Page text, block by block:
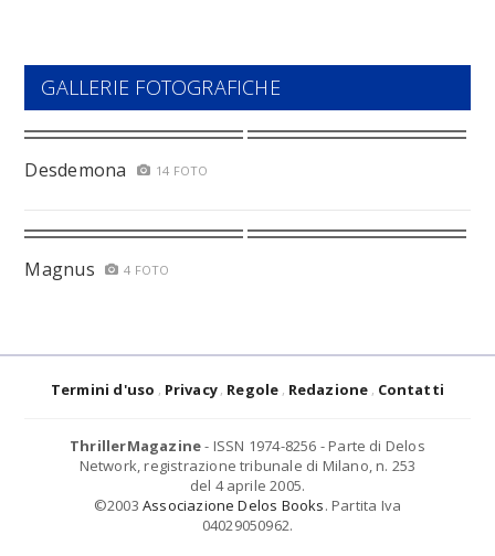
GALLERIE FOTOGRAFICHE
Desdemona 14 FOTO
Magnus 4 FOTO
Termini d'uso Privacy Regole Redazione Contatti
ThrillerMagazine- ISSN 1974-8256 - Parte di Delos
Network, registrazione tribunale di Milano, n. 253
del 4 aprile 2005.
©2003 Associazione Delos Books. Partita Iva
04029050962.